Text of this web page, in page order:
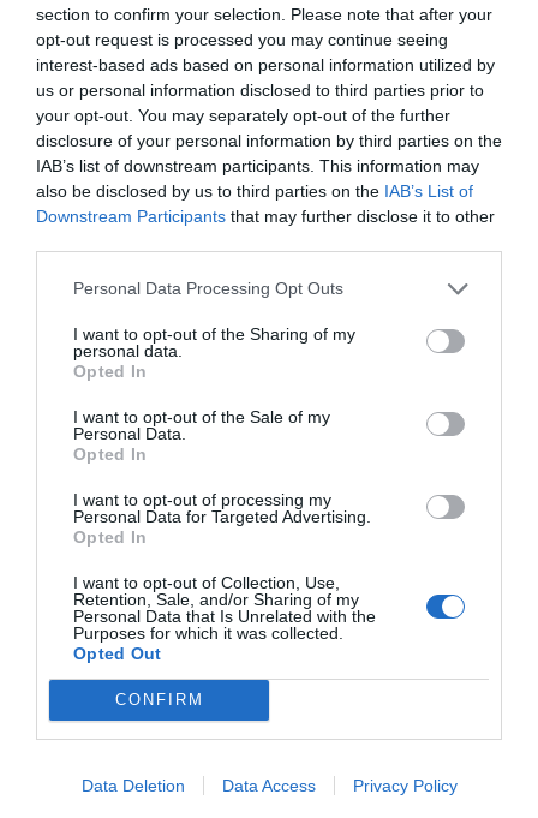
section to confirm your selection. Please note that after your
opt-out request is processed you may continue seeing
interest-based ads based on personal information utilized by
us or personal information disclosed to third parties prior to
your opt-out. You may separately opt-out of the further
disclosure of your personal information by third parties on the
IAB’s list of downstream participants. This information may
also be disclosed by us to third parties on the IAB’s List of
Downstream Participants that may further disclose it to other
Personal Data Processing Opt Outs
I want to opt-out of the Sharing of my
personal data.
Opted In
I want to opt-out of the Sale of my
Personal Data.
Opted In
I want to opt-out of processing my
Personal Data for Targeted Advertising.
Opted In
I want to opt-out of Collection, Use,
Retention, Sale, and/or Sharing of my
Personal Data that Is Unrelated with the
Purposes for which it was collected.
Opted Out
CONFIRM
Data Deletion Data Access Privacy Policy
Ο ΚΑΙΡΟΣ
Θεσσαλονίκη
Παρασκευή, 07
Κυριακή +36°+27°